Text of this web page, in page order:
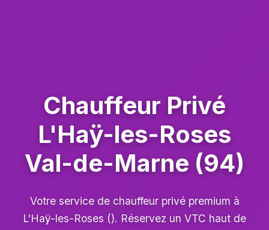
Chauffeur Privé
L'Haÿ-les-Roses
Val-de-Marne (94)
Votre service de chauffeur privé premium à
L'Haÿ-les-Roses (). Réservez un VTC haut de